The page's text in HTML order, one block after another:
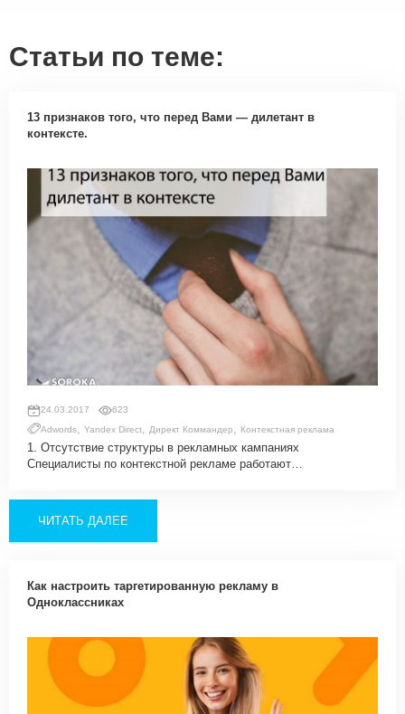
Статьи по теме:
13 признаков того, что перед Вами — дилетант в
контексте.
24.03.2017
623
Adwords
Yandex Direct Директ Коммандер Контекстная реклама
1. Отсутствие структуры в рекламных кампаниях
Специалисты по контекстной рекламе работают…
ЧИТАТЬ ДАЛЕЕ
Как настроить таргетированную рекламу в
Одноклассниках